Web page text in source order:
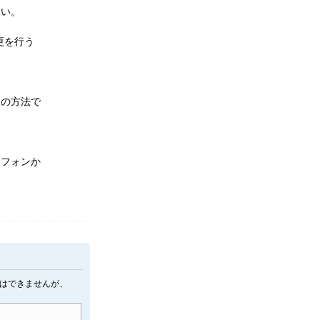
。
行う
方法で
ォンか
できませんが、